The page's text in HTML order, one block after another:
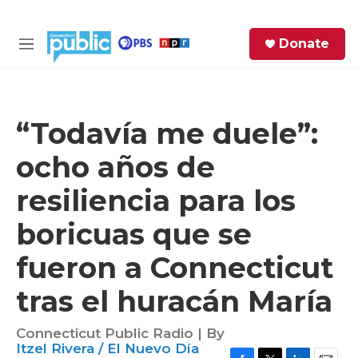
M
Donate
“Todavía me duele”:
ocho años de
resiliencia para los
boricuas que se
fueron a Connecticut
tras el huracán María
Connecticut Public Radio | By
Itzel Rivera / El Nuevo Día